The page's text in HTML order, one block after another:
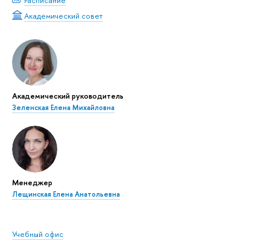
Академический совет
Академический руководитель
Зеленская Елена Михайловна
Менеджер
Лещинская Елена Анатольевна
Учебный офис